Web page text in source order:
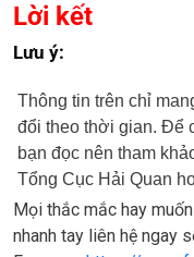
Lời kết
Lưu ý:
Thông tin trên chỉ
đổi theo thời gian. Để
bạn đọc nên tham
Tổng Cục Hải Quan
Mọi thắc mắc hay
nhanh tay liên hệ ngay